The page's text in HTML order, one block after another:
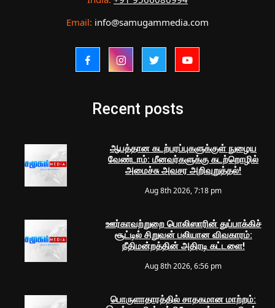
Email: info@samugammedia.com
Recent posts
ஆபத்தான கடற்பரப்புகளுக்குள் நுழைய
வேண்டாம்: மீனவர்களுக்கு கடற்றொழில்
அமைச்சு அவசர அறிவுறுத்தல்!
Aug 8th 2026, 7:18 pm
ஊர்காவற்றுறை பொலிஸாரின் துப்பாக்கிச்
சூட்டில் சிறுவன் பலியான விவகாரம்:
நீதிமன்றத்தின் அதிரடி கட்டளை!
Aug 8th 2026, 6:56 pm
பொருளாதாரத்தில் சாதகமான மாற்றம்: